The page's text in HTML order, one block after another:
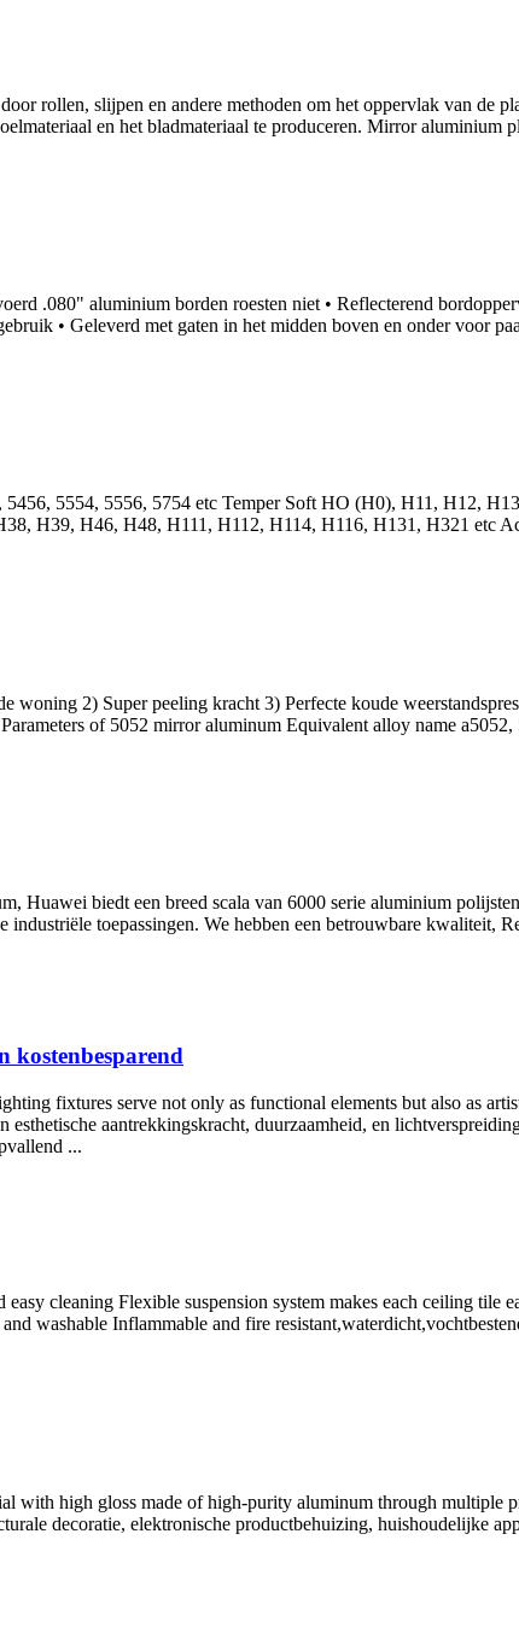
rollen, slijpen en andere methoden om het oppervlak van de
en het bladmateriaal te produceren. Mirror aluminium
.080" aluminium borden roesten niet • Reflecterend
• Geleverd met gaten in het midden boven en onder voor
5456, 5554, 5556, 5754 etc Temper Soft HO (H0), H11, H12,
H39, H46, H48, H111, H112, H114, H116, H131, H321 etc
woning 2) Super peeling kracht 3) Perfecte koude
of5052 mirror aluminum Equivalent alloy name a5052,
Huawei biedt een breed scala van 6000 serie aluminium
toepassingen. We hebben een betrouwbare kwaliteit,
kostenbesparend
fixtures serve not only as functional elements but also as
aantrekkingskracht, duurzaamheid, en
...
easy cleaning Flexible suspension system makes each ceiling tile
washable Inflammable and fire resistant
with high gloss made of high-purity aluminum through multiple
decoratie, elektronische productbehuizing, huishoudelijke